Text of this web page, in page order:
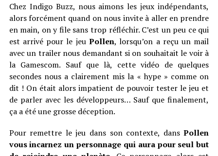
Chez Indigo Buzz, nous aimons les jeux indépendants,
alors forcément quand on nous invite à aller en prendre
en main, on y file sans trop réfléchir. C’est un peu ce qui
est arrivé pour le jeu Pollen, lorsqu’on a reçu un mail
avec un trailer nous demandant si on souhaitait le voir à
la Gamescom. Sauf que là, cette vidéo de quelques
secondes nous a clairement mis la « hype » comme on
dit ! On était alors impatient de pouvoir tester le jeu et
de parler avec les développeurs… Sauf que finalement,
ça a été une grosse déception.
Pour remettre le jeu dans son contexte, dansPollen
vous incarnez un personnage qui aura pour seul but